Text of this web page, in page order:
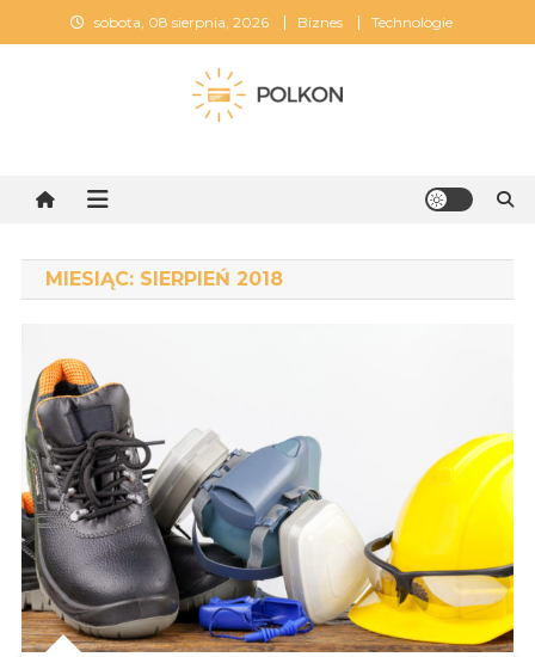
to
sobota, 08 sierpnia, 2026 Biznes Technologie
MIESIĄC: SIERPIEŃ 2018